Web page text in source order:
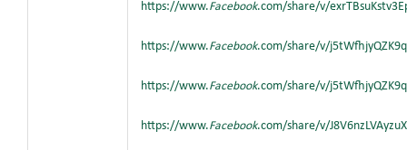
https://www.Facebook.com/share/v/
https://www.Facebook.com/share/v/
https://www.Facebook.com/share/v/
https://www.Facebook.com/share/v/